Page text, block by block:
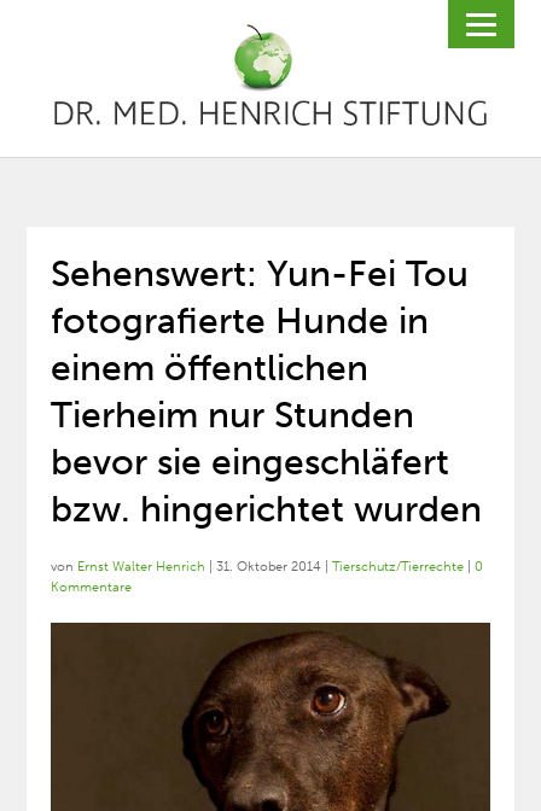
Sehenswert: Yun-Fei Tou
fotografierte Hunde in
einem öffentlichen
Tierheim nur Stunden
bevor sie eingeschläfert
bzw. hingerichtet wurden
von Ernst Walter Henrich |31. Oktober 2014 |Tierschutz/Tierrechte |0
Kommentare